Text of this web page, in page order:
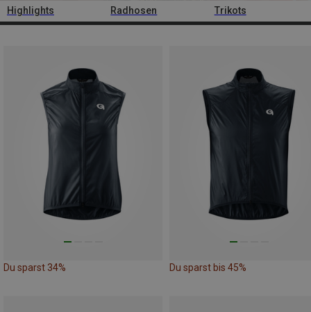
Highlights Radhosen Trikots
Du sparst 34% Du sparst bis 45%